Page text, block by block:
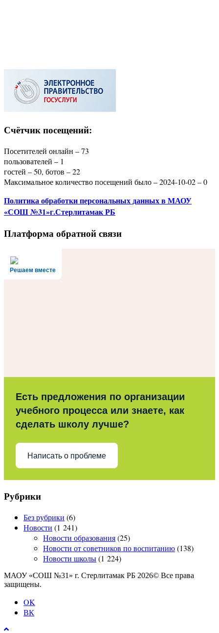
Счётчик посещений:
Посетителей онлайн – 73
пользователей – 1
гостей – 50, ботов – 22
Максимальное количество посещений было – 2024-10-02 – 0
Политикаобработки персональных данныхв МАОУ
«СОШ №31»г.Стерлитамак РБ
Платформа обратной связи
Решаем вместе
Есть предложения по организации
учебного процесса или знаете, как
сделать школу лучше?
Написать о проблеме
Рубрики
Без рубрики (6)
Новости (1 241)
Новости образования(25)
Новости от советников по воспитанию(138)
Новости школы(1 224)
МАОУ «СОШ №31» г. Стерлитамак РБ 2026© Все права
защищены.
OK
ВК